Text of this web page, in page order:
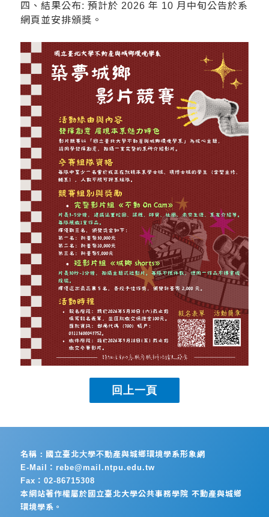
四、結果公布: 預計於 2026 年 10 月中旬公告於系
網頁並安排頒獎。
名稱：國立臺北大學不動產與城鄉環境學系形象網
E-Mail：rebe@mail.ntpu.edu.tw
Fax：02-86715308
本網站著作權屬於國立臺北大學公共事務學院 不動產與城鄉
環境學系。